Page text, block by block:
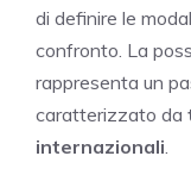
di definire le
confronto. La
rappresenta un
caratterizzato da
internazionali.